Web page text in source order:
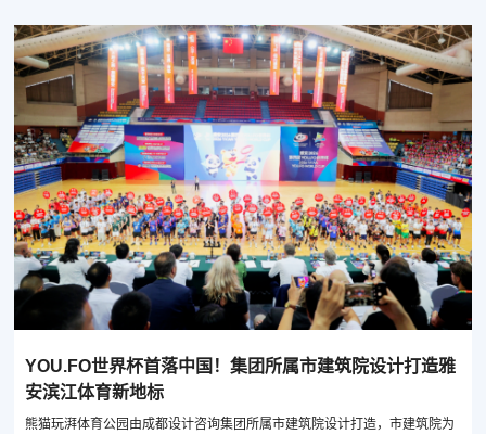
YOU.FO世界杯首落中国！集团所属市建筑院设计打造雅
安滨江体育新地标
熊猫玩湃体育公园由成都设计咨询集团所属市建筑院设计打造，市建筑院为